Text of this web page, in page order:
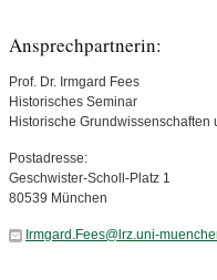
Ansprechpartnerin:
Prof. Dr. Irmgard Fees
Historisches Seminar
Historische
Postadresse:
Geschwister-Scholl-Platz 1
80539 München
Irmgard.Fees@lrz.uni-